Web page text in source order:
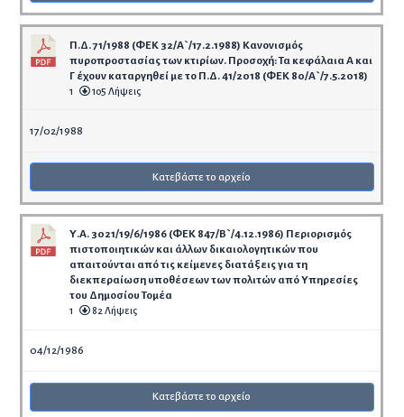
Π.Δ. 71/1988 (ΦΕΚ 32/Α`/17.2.1988) Κανονισμός
πυροπροστασίας των κτιρίων. Προσοχή: Τα κεφάλαια Α και
Γ έχουν καταργηθεί με το Π.Δ. 41/2018 (ΦΕΚ 80/Α`/7.5.2018)
1 105 Λήψεις
17/02/1988
Κατεβάστε το αρχείο
Υ.Α. 3021/19/6/1986 (ΦΕΚ 847/Β`/4.12.1986) Περιορισμός
πιστοποιητικών και άλλων δικαιολογητικών που
απαιτούνται από τις κείμενες διατάξεις για τη
διεκπεραίωση υποθέσεων των πολιτών από Υπηρεσίες
του Δημοσίου Τομέα
1 82 Λήψεις
04/12/1986
Κατεβάστε το αρχείο